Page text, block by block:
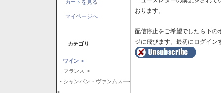
カートを見る
マイページへ
カテゴリ
ワイン->
- フランス->
- シャンパン・ヴァンムスー-
>
おります。
配信停止をご希望でしたら下の
ジに飛びます。最初にログイン